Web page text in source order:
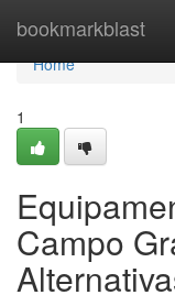
bookmarkblast
Home
Home
1
Campo